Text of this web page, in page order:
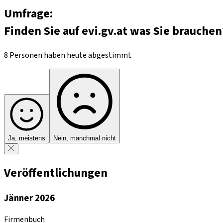
Umfrage:
Finden Sie auf evi.gv.at was Sie
8 Personen haben heute abgestimmt
Ja, meistens Nein, manchmal nicht
Veröffentlichungen
Jänner 2026
Firmenbuch